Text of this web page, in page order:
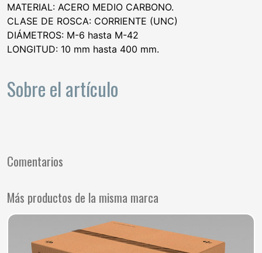
MATERIAL: ACERO MEDIO CARBONO.
CLASE DE ROSCA: CORRIENTE (UNC)
DIÁMETROS: M-6 hasta M-42
LONGITUD: 10 mm hasta 400 mm.
Sobre el artículo
Comentarios
Más productos de la misma marca